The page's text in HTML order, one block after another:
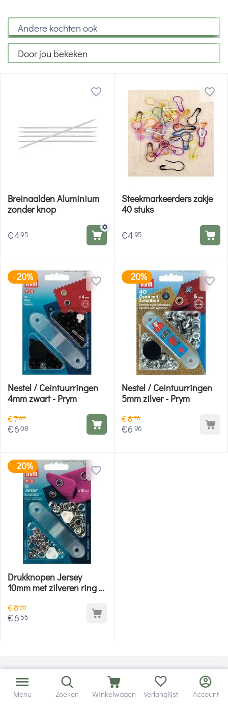
Andere kochten ook
Door jou bekeken
Breinaalden Aluminium
zonder knop
€495
Steekmarkeerders zakje
40 stuks
€495
-20%
Nestel / Ceintuurringen
4mm zwart - Prym
€760
€608
-20%
Nestel / Ceintuurringen
5mm zilver - Prym
€870
€6 96
-20%
Drukknopen Jersey
10mm met zilveren ring -
€820
€6 56
Menu Zoeken Winkelwagen Verlanglijst Account